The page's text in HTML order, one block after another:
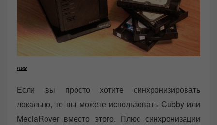
nas
Если вы просто хотите синхронизировать
локально, то вы можете использовать Cubby или
MediaRover вместо этого. Плюс синхронизации